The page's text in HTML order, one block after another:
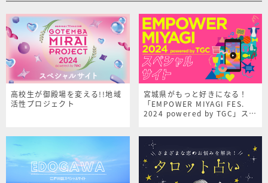
高校生が御殿場を変える!!地域
活性プロジェクト
宮城県がもっと好きになる！
「EMPOWER MIYAGI FES.
2024 powered by TGC」スペ